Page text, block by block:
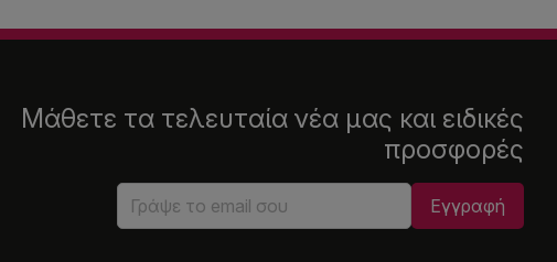
Μάθετε τα τελευταία νέα μας και ειδικές
προσφορές